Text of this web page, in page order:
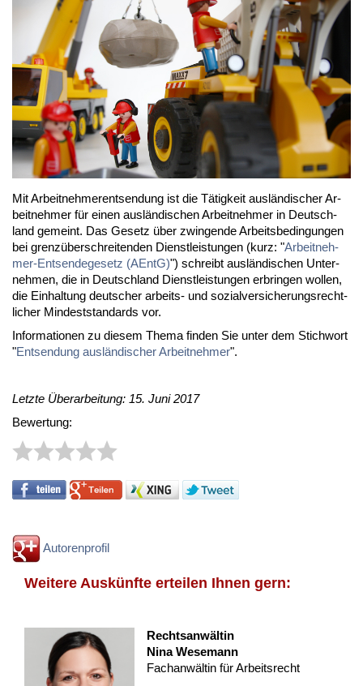
Mit Ar­beit­neh­mer­ent­sen­dung ist die Tä­tig­keit aus­län­di­scher Ar­
beit­neh­mer für ei­nen aus­län­di­schen Ar­beit­neh­mer in Deutsch­
land ge­meint. Das Ge­setz über zwin­gen­de Ar­beits­be­din­gun­gen
bei grenz­über­schrei­ten­den Dienst­leis­tun­gen (kurz: "Ar­beit­neh­
mer-Ent­sen­de­ge­setz (AEntG)") schreibt aus­län­di­schen Un­ter­
neh­men, die in Deutsch­land Dienst­leis­tun­gen er­brin­gen wol­len,
die Ein­hal­tung deut­scher ar­beits- und so­zi­al­ver­si­che­rungs­recht­
li­cher Min­dest­stan­dards vor.
In­for­ma­tio­nen zu die­sem The­ma fin­den Sie un­ter dem Stich­wort
"Ent­sen­dung aus­län­di­scher Ar­beit­neh­mer".
Letzte Überarbeitung: 15. Juni 2017
Bewertung:
Autorenprofil
Weitere Auskünfte erteilen Ihnen gern:
Rechtsanwältin
Nina Wesemann
Fachanwältin für Arbeitsrecht